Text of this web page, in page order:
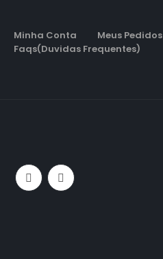
Minha Conta
Meus Pedidos
Faqs(Duvidas Frequentes)